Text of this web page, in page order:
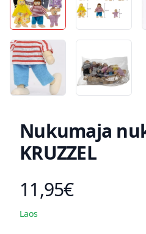
Nukumaja
KRUZZEL
Toote hind
11,95€
Laos